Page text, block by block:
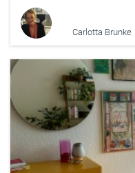
Carlotta Brunke